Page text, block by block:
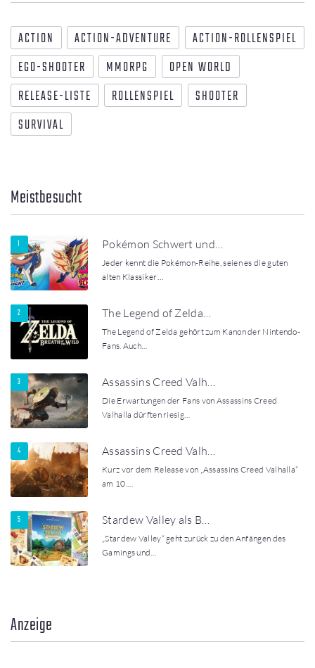
ACTION ACTION-ADVENTURE
ACTION-ROLLENSPIEL
EGO-SHOOTER
MMORPG
OPEN WORLD
RELEASE-LISTE
ROLLENSPIEL
SHOOTER
SURVIVAL
Meistbesucht
Pokémon Schwert und…
Jeder kennt die Pokémon-Reihe, seien es die guten
alten Klassiker…
The Legend of Zelda…
The Legend of Zelda gehört zum Kanon der Nintendo-
Fans. Auch…
Assassins Creed Valh…
Die Erwartungen der Fans von Assassins Creed
Valhalla dürften riesig…
Assassins Creed Valh…
Kurz vor dem Release von „Assassins Creed Valhalla“
am 10.…
Stardew Valley als B…
„Stardew Valley“ geht zurück zu den Anfängen des
Gamings und…
Anzeige